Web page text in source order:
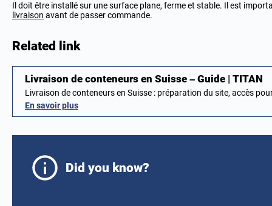
Il doit être installé sur une surface plane, ferme et stable. Il est
livraison avant de passer commande.
Related link
Livraison de conteneurs en Suisse – Guide | TITAN
Livraison de conteneurs en Suisse : préparation du site, accès
En savoir plus
Did you know?